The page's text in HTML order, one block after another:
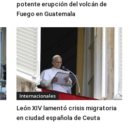
potente erupción del volcán de
Fuego en Guatemala
Internacionales
León XIV lamentó crisis migratoria
en ciudad española de Ceuta